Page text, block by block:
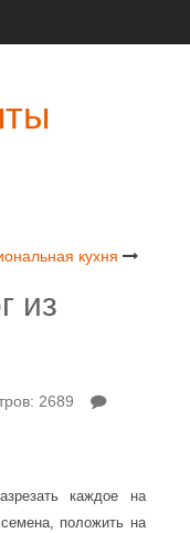
кухня
из
2689
каждое на
положить на